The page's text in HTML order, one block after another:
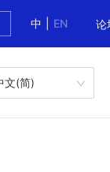
中
EN 论
文(简)